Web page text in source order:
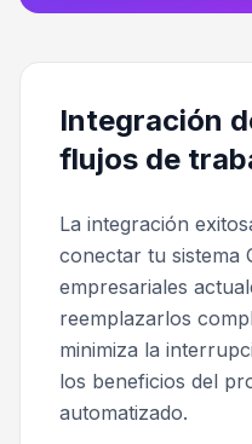
Integración
flujos de
La integración
conectar tu sistema
empresariales
reemplazarlos
minimiza la
los beneficios del
automatizado.